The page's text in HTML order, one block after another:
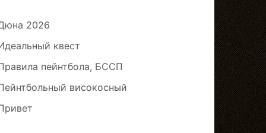
2026
квест
пейнтбола, БССП
високосный